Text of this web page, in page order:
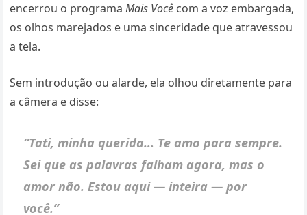
encerrou o programaMais Você com a voz embargada,
os olhos marejados e uma sinceridade que atravessou
a tela.
Sem introdução ou alarde, ela olhou diretamente para
a câmera e disse:
“Tati, minha querida… Te amo para sempre.
Sei que as palavras falham agora, mas o
amor não. Estou aqui — inteira — por
você.”